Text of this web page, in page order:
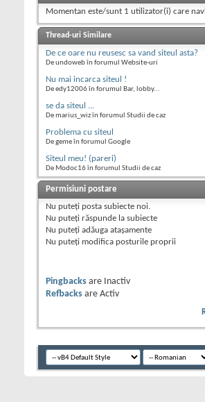
Momentan este/sunt 1 utilizator(i) care
Thread-uri Similare
De ce oare nu reusesc sa vand siteul asta?
De undoweb în forumul Website-uri
Nu mai incarca siteul !
De edy12006 în forumul Bar, lobby...
se da siteul ...
De marius_wiz în forumul Studii de caz
Problema cu siteul
De geme în forumul Google
Siteul meu! (pareri)
De Modoc16 în forumul Studii de caz
Permisiuni postare
Nu puteţi posta subiecte noi.
Nu puteţi răspunde la subiecte
Nu puteţi adăuga ataşamente
Nu puteţi modifica posturile proprii
Pingbacks are
Inactiv
Refbacks are Activ